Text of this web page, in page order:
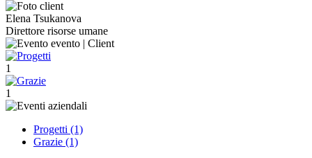
Elena Tsukanova
Direttore risorse umane
1
1
Progetti (1)
Grazie (1)